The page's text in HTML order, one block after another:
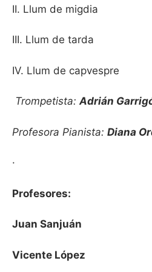
II. Llum de migdia
III. Llum de tarda
IV. Llum de capvespre
Trompetista:Adrián
Profesora Pianista: Diana
·
Profesores:
Juan Sanjuán
Vicente López